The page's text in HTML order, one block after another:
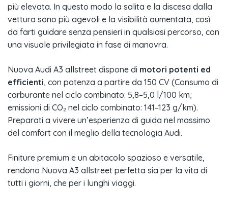
più elevata. In questo modo la salita e la discesa dalla
vettura sono più agevoli e la visibilità aumentata, così
da farti guidare senza pensieri in qualsiasi percorso, con
una visuale privilegiata in fase di manovra.
Nuova Audi A3 allstreet dispone di motori potenti ed
efficienti, con potenza a partire da 150 CV (Consumo di
carburante nel ciclo combinato: 5,8–5,0 l/100 km;
emissioni di CO₂ nel ciclo combinato: 141–123 g/km).
Preparati a vivere un’esperienza di guida nel massimo
del comfort con il meglio della tecnologia Audi.
Finiture premium e un abitacolo spazioso e versatile,
rendono Nuova A3 allstreet perfetta sia per la vita di
tutti i giorni, che per i lunghi viaggi.